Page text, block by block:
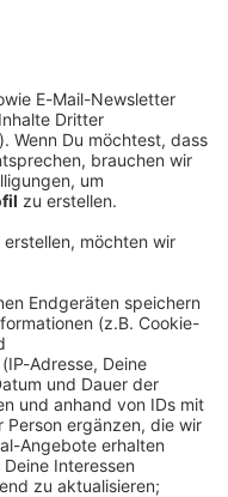
Prozent bei